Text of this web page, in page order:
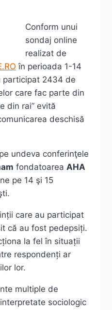
Conform unui
sondaj online
realizat de
în perioada 1-14
participat 2434 de
care fac parte din
din rai” evită
deschisă
undeva conferinţele
fondatoarea AHA
pe 14 şi 15
care au participat
că au fost pedepsiți.
la fel în situații
respondenți ar
lor.
multiple de
sociologic